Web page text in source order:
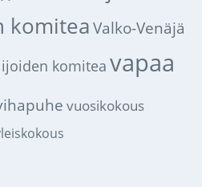
komitea Valko-Venäjä
komitea vapaa
vuosikokous